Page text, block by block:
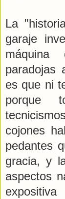
La
garaje
paradojas
es que ni
porque
cojones
pedantes
gracia, y
aspectos